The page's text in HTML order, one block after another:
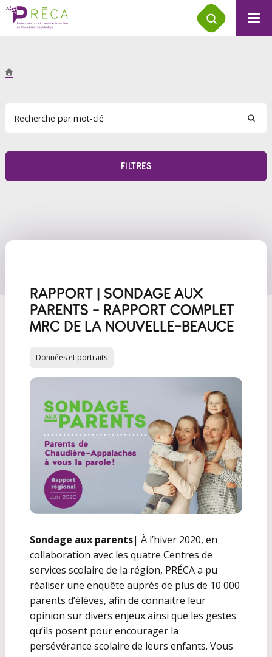
FILTRES
RAPPORT | SONDAGE AUX
PARENTS - RAPPORT COMPLET
MRC DE LA NOUVELLE-BEAUCE
Données et portraits
Sondage aux parents| À l’hiver 2020, en
collaboration avec les quatre Centres de
services scolaire de la région, PRÉCA a pu
réaliser une enquête auprès de plus de 10 000
parents d’élèves, afin de connaitre leur
opinion sur divers enjeux ainsi que les gestes
qu’ils posent pour encourager la
persévérance scolaire de leurs enfants. Vous